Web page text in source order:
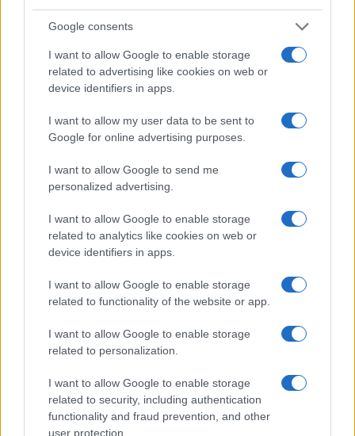
Google consents
I want to allow Google to enable storage
related to advertising like cookies on web or
device identifiers in apps.
I want to allow my user data to be sent to
Google for online advertising purposes.
I want to allow Google to send me
personalized advertising.
I want to allow Google to enable storage
related to analytics like cookies on web or
device identifiers in apps.
I want to allow Google to enable storage
related to functionality of the website or app.
I want to allow Google to enable storage
related to personalization.
I want to allow Google to enable storage
related to security, including authentication
functionality and fraud prevention, and other
user protection.
Napoli
Francesca Lombardi · 7 Ago 2026
CALCIO